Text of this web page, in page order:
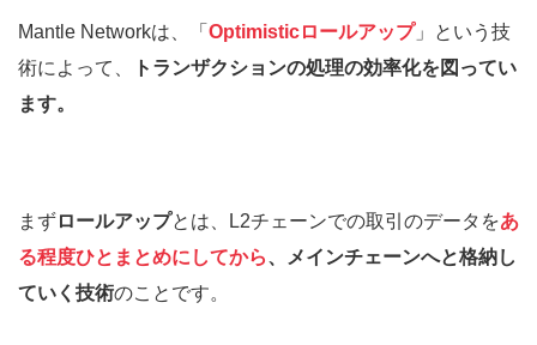
Mantle Networkは、「 Optimisticロールアップ」という技
術によって、
トランザクションの処理の効率化を図ってい
ます。
まずロールアップとは、L2チェーンでの取引のデータをあ
る程度ひとまとめにしてから、メインチェーンへと格納し
ていく技術のことです。